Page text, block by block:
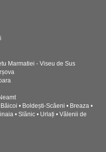
Marmatiei - Viseu de Sus
• Boldești-Scăeni • Breaza •
• Slănic • Urlați • Vălenii de